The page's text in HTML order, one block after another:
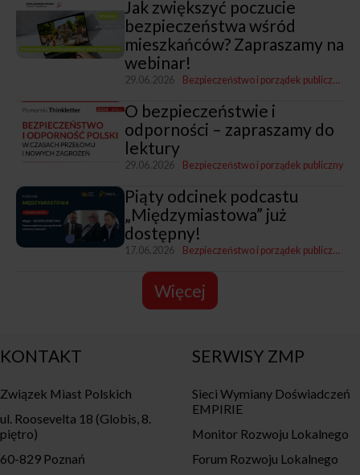
Jak zwiększyć poczucie
bezpieczeństwa wśród
mieszkańców? Zapraszamy na
webinar!
29.06.2026 Bezpieczeństwo i porządek publiczny
O bezpieczeństwie i
odporności – zapraszamy do
lektury
29.06.2026 Bezpieczeństwo i porządek publiczny
Piąty odcinek podcastu
„Międzymiastowa” już
dostępny!
17.06.2026 Bezpieczeństwo i porządek publiczny
Więcej
KONTAKT
Związek Miast Polskich
ul. Roosevelta 18 (Globis, 8.
piętro)
60-829 Poznań
SERWISY ZMP
Sieci Wymiany Doświadczeń
EMPIRIE
Monitor Rozwoju Lokalnego
Forum Rozwoju Lokalnego